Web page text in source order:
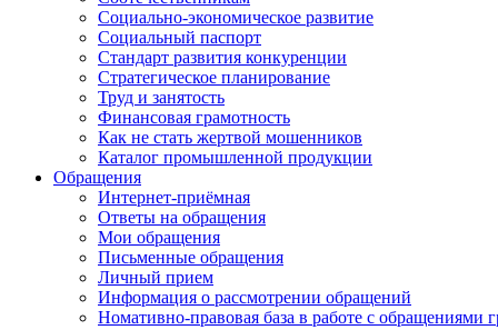
Социально-экономическое развитие
Социальный паспорт
Стандарт развития конкуренции
Стратегическое планирование
Труд и занятость
Финансовая грамотность
Как не стать жертвой мошенников
Каталог промышленной продукции
Обращения
Интернет-приёмная
Ответы на обращения
Мои обращения
Письменные обращения
Личный прием
Информация о рассмотрении обращений
Номативно-правовая база в работе с обращениями